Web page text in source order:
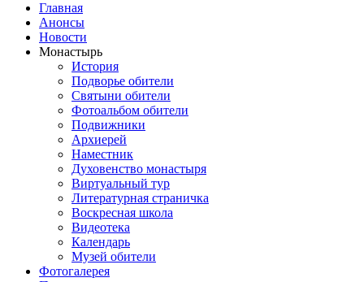
Главная
Анонсы
Новости
Монастырь
История
Подворье обители
Святыни обители
Фотоальбом обители
Подвижники
Архиерей
Наместник
Духовенство монастыря
Виртуальный тур
Литературная страничка
Воскресная школа
Видеотека
Календарь
Музей обители
Фотогалерея